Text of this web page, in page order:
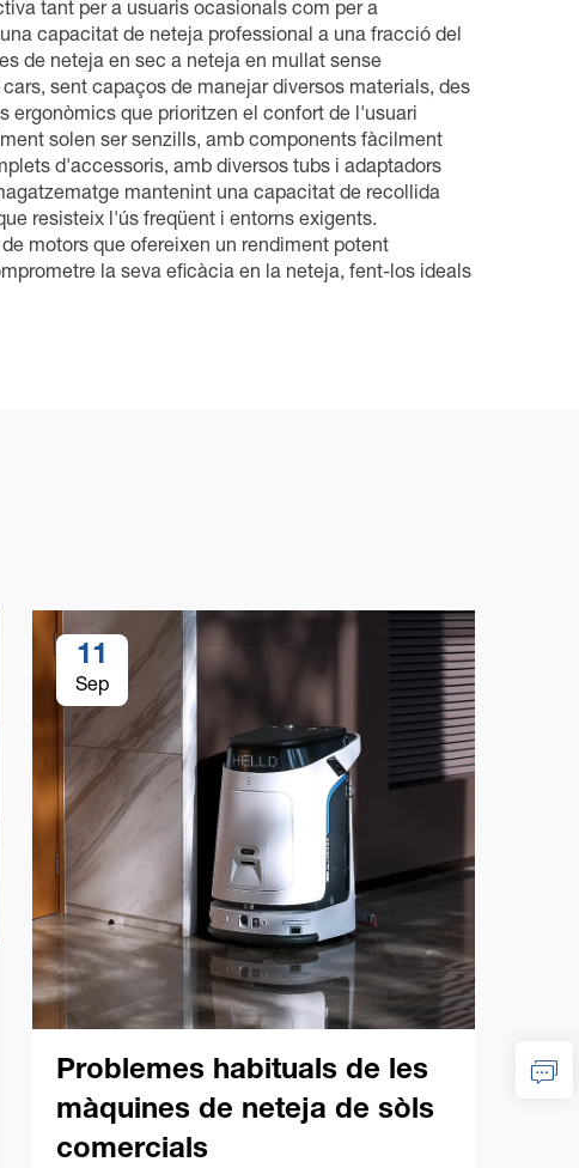
tant per a usuaris ocasionals com per a
capacitat de neteja professional a una fracció del
de neteja en sec a neteja en mullat sense
sent capaços de manejar diversos materials, des
ergonòmics que prioritzen el confort de l'usuari
solen ser senzills, amb components fàcilment
d'accessoris, amb diversos tubs i adaptadors
mantenint una capacitat de recollida
resisteix l'ús freqüent i entorns exigents.
motors que ofereixen un rendiment potent
la seva eficàcia en la neteja, fent-los ideals
11
Sep
Problemes habituals de les
màquines de neteja de sòls
comercials